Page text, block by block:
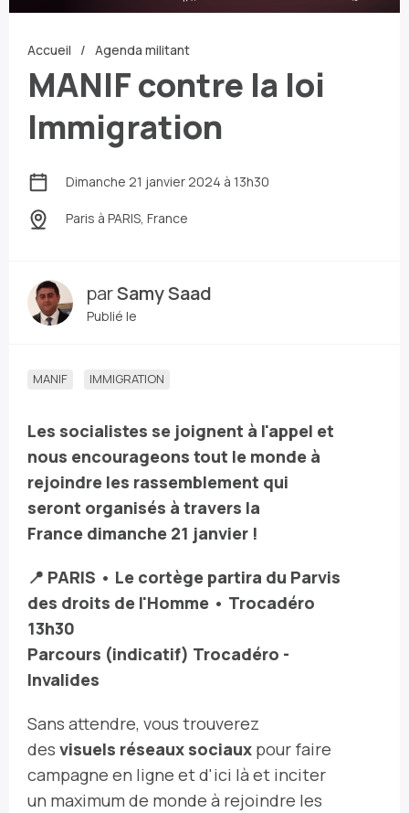
Accueil Agenda militant
MANIF contre la loi
Immigration
Dimanche 21 janvier 2024 à 13h30
Paris à PARIS, France
parSamy Saad
Publié le
MANIF IMMIGRATION
Les socialistes se joignent à l'appel et
nous encourageons tout le monde à
rejoindre les rassemblement qui
seront organisés à travers la
France dimanche 21 janvier !
📍 PARIS • Le cortège partira du Parvis
des droits de l'Homme • Trocadéro
13h30
Parcours (indicatif) Trocadéro -
Invalides
Sans attendre, vous trouverez
des visuels réseaux sociaux pour faire
campagne en ligne et d'ici là et inciter
un maximum de monde à rejoindre les